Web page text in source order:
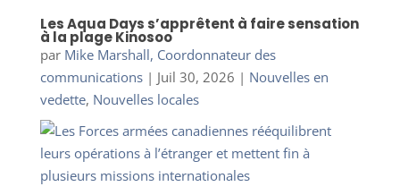
Les Aqua Days s’apprêtent à faire sensation
à la plage Kinosoo
par Mike Marshall, Coordonnateur des
communications| Juil 30, 2026 | Nouvelles en
vedette, Nouvelles locales